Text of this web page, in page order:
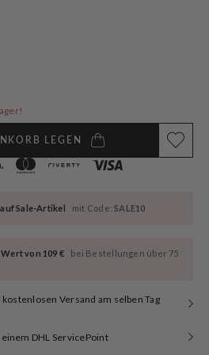
LEGEN
Sale-Artikel mit Code:SALE10
von 109 €
bei Bestellungen über 75
Versand am selben Tag
DHL ServicePoint